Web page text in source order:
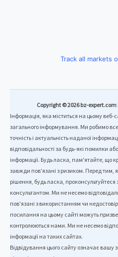
Track all markets
Copyright © 2026 bz-
Інформація, яка міститься на цьому веб-
загального інформування. Ми робимо
точність і актуальність наданої
відповідальності за будь-які помилки
інформації. Будь ласка, пам'ятайте, що
завжди пов'язані з ризиком. Перед тим,
рішення, будь ласка,
консультантом. Ми не несемо
пов'язані з використанням чи
посилання на цьому сайті можуть
контролюються нами. Ми не несемо
інформації на таких сайтах.
Відвідування цього сайту означає вашу